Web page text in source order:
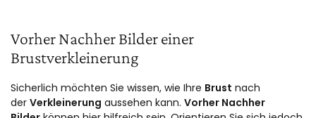
Vorher Nachher Bilder einer
Brustverkleinerung
Sicherlich möchten Sie wissen, wie Ihre Brust nach
der Verkleinerung aussehen kann. Vorher Nachher